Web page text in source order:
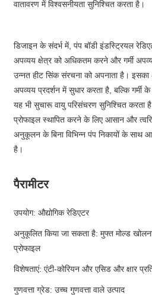
वातावरण में विश्वसनीयता सुनिश्चित करता है।
डिजाइन के संदर्भ में, पंप बॉडी इंडस्ट्रियल
अपव्यय क्षेत्र को अधिकतम करने और गर्मी
उन्नत हीट सिंक संरचना को अपनाता है। इसका
अपव्यय प्रदर्शन में सुधार करता है, बल्कि गर्मी
यह भी सुचारू वायु परिसंचरण सुनिश्चित करता
प्रोफाइल स्थापित करने के लिए आसान और
अनुकूलन के बिना विभिन्न पंप निकायों के साथ
है।
पैरामीटर
उपयोग: औद्योगिक रेडिएटर
अनुकूलित किया जा सकता है: मुफ्त मोल्ड
प्रोफाइल
विशेषताएं: एंटी-कोरियन और एसिड और क्षार
गुणवत्ता ग्रेड: उच्च गुणवत्ता वाले उत्पाद